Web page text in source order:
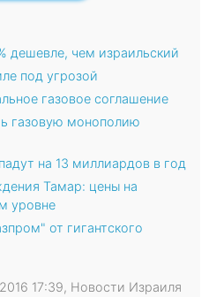
дешевле, чем израильский
под угрозой
газовое соглашение
газовую монополию
на 13 миллиардов в год
Тамар: цены на
уровне
от гигантского
17:39, Новости Израиля